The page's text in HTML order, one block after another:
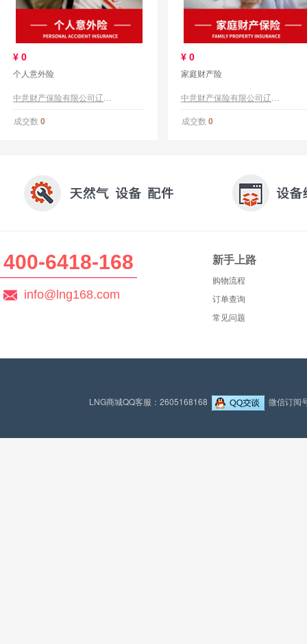
¥ 0
个人意外险
成交数 0
¥ 0
家庭财产险
成交数 0
400-6418-168
info@lng168.com
新手上路
购物流程
订单查询
常见问题
LNG商城QQ客服：2605168168 微信订阅